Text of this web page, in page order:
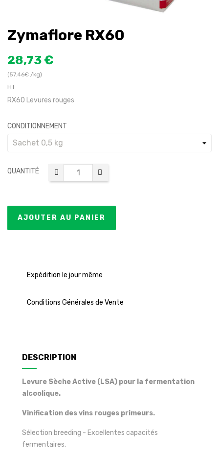
Zymaflore RX60
28,73 €
(57.46€ /kg)
HT
RX60 Levures rouges
CONDITIONNEMENT
QUANTITÉ
AJOUTER AU PANIER
Expédition le jour même
Conditions Générales de Vente
DESCRIPTION
Levure Sèche Active (LSA) pour la fermentation
alcoolique.
Vinification des vins rouges primeurs.
Sélection breeding - Excellentes capacités
fermentaires.